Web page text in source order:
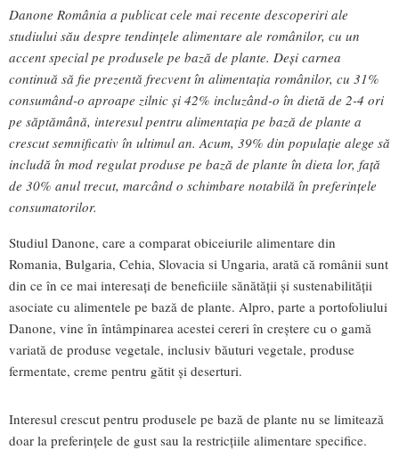
Danone România a publicat cele mai recente descoperiri ale
studiului său despre tendințele alimentare ale românilor, cu un
accent special pe produsele pe bază de plante. Deși carnea
continuă să fie prezentă frecvent în alimentația românilor, cu 31%
consumând-o aproape zilnic și 42% incluzând-o în dietă de 2-4 ori
pe săptămână, interesul pentru alimentația pe bază de plante a
crescut semnificativ în ultimul an. Acum, 39% din populație alege să
includă în mod regulat produse pe bază de plante în dieta lor, față
de 30% anul trecut, marcând o schimbare notabilă în preferințele
consumatorilor.
Studiul Danone, care a comparat obiceiurile alimentare din
Romania, Bulgaria, Cehia, Slovacia si Ungaria, arată că românii sunt
din ce în ce mai interesați de beneficiile sănătății și sustenabilității
asociate cu alimentele pe bază de plante. Alpro, parte a portofoliului
Danone, vine în întâmpinarea acestei cereri în creștere cu o gamă
variată de produse vegetale, inclusiv băuturi vegetale, produse
fermentate, creme pentru gătit și deserturi.
Interesul crescut pentru produsele pe bază de plante nu se limitează
doar la preferințele de gust sau la restricțiile alimentare specifice.